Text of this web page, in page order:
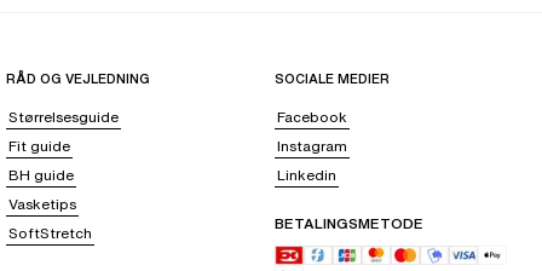
RÅD OG VEJLEDNING
Størrelsesguide
Fit guide
BH guide
Vasketips
SoftStretch
SOCIALE MEDIER
Facebook
Instagram
Linkedin
BETALINGSMETODE